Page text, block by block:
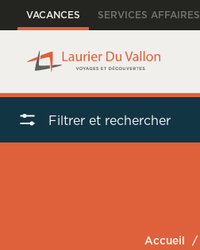
VACANCES SERVICES AFFAIRES
Accueil /
Filtrer et rechercher